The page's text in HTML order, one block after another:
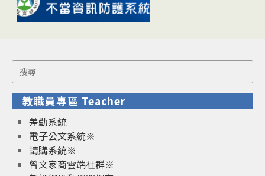
Search
for:
教職員專區 Teacher
差勤系統
電子公文系統※
請購系統※
曾文家商雲端社群※